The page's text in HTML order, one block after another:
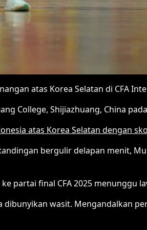
atas Korea Selatan di CFA
College, Shijiazhuang, China
atas Korea Selatan dengan
bergulir delapan menit,
partai final CFA 2025 menunggu
wasit. Mengandalkan